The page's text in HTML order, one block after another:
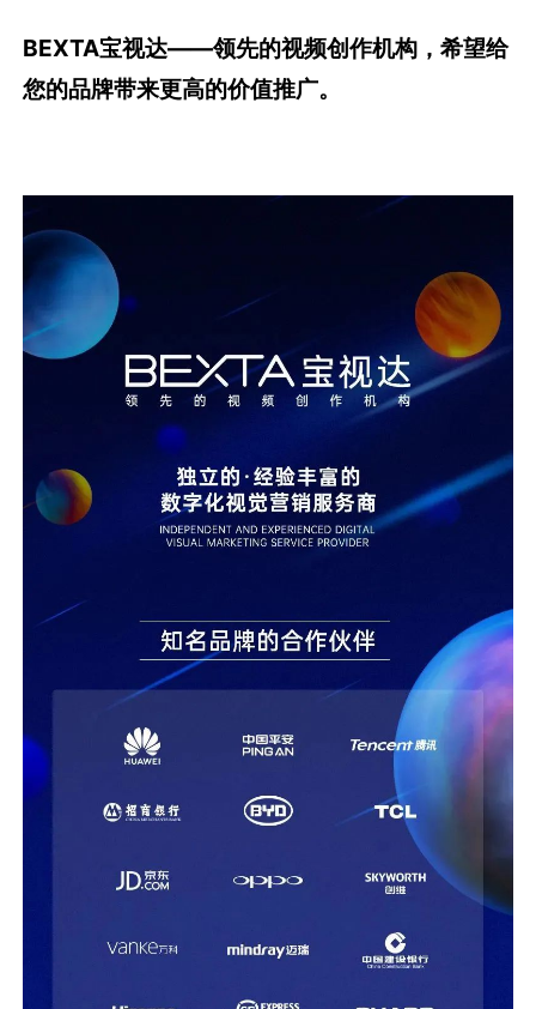
BEXTA宝视达——领先的视频创作机构，希望给
您的品牌带来更高的价值推广。